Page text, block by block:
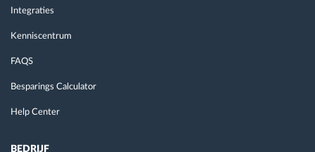
Integraties
Kenniscentrum
FAQS
Besparings Calculator
Help Center
BEDRIJF